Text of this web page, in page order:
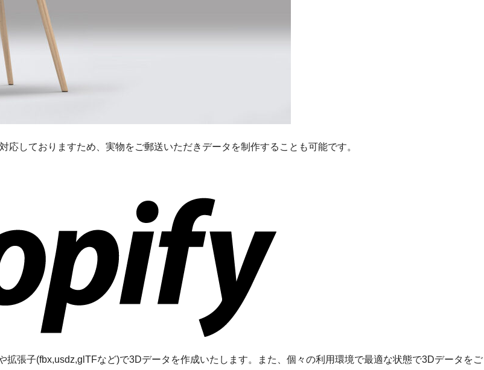
しておりますため、実物をご郵送いただきデータを制作することも可能です。
張子(fbx,usdz,glTFなど)で3Dデータを作成いたします。また、個々の利用環境で最適な状態で3Dデータをご